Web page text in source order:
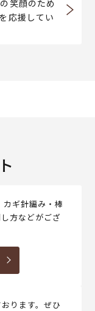
笑顔のため
応援してい
ギ針編み・棒
方などがござ
ります。ぜひ